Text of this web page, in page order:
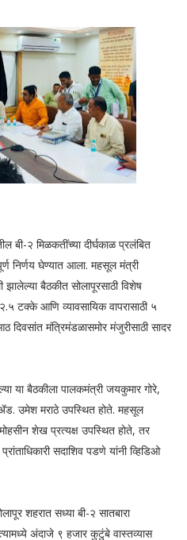
बी-२ मिळकतींच्या दीर्घकाळ प्रलंबित
निर्णय घेण्यात आला. महसूल मंत्री
बैठकीत सोलापूरसाठी विशेष
टक्के आणि व्यावसायिक वापरासाठी ५
दिवसांत मंत्रिमंडळासमोर मंजुरीसाठी सादर
या बैठकीला पालकमंत्री जयकुमार गोरे,
उमेश मराठे उपस्थित होते. महसूल
शेख प्रत्यक्ष उपस्थित होते, तर
सदाशिव पडणे यांनी व्हिडिओ
शहरात सध्या बी-२ सातबारा
अंदाजे ९ हजार कुटुंबे वास्तव्यास